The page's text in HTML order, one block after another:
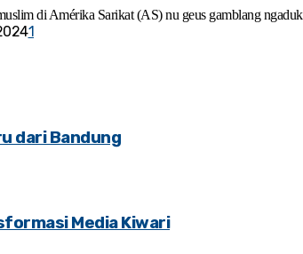
di Amérika Sarikat (AS) nu geus gamblang
1
dari Bandung
Media Kiwari